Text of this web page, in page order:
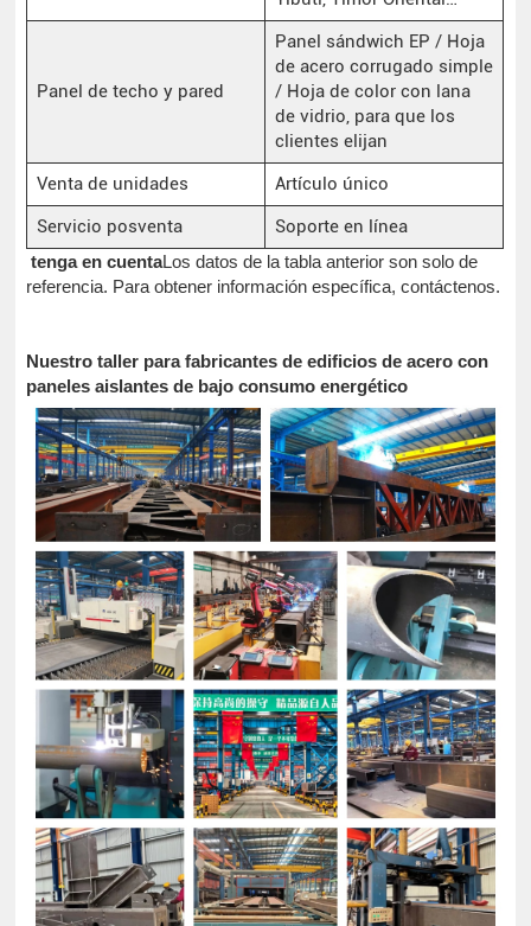
Panel de techo y pared
Panel sándwich EP / Hoja
de acero corrugado simple
/ Hoja de color con lana
de vidrio, para que los
clientes elijan
Venta de unidades
Artículo único
Servicio posventa
Soporte en línea
tenga en cuentaLos datos de la tabla anterior son solo de
referencia. Para obtener información específica, contáctenos.
Nuestro taller para fabricantes de edificios de acero con
paneles aislantes de bajo consumo energético